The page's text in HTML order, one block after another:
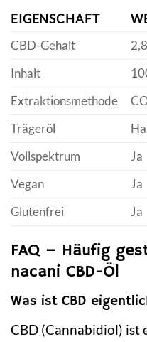
EIGENSCHAFT
CBD-Gehalt
Inhalt
Extraktionsmethode
Trägeröl
Vollspektrum
Ja
Vegan
Ja
Glutenfrei
Ja
FAQ – Häufig
nacani CBD-Öl
Was ist CBD
CBD (Cannabidiol) ist